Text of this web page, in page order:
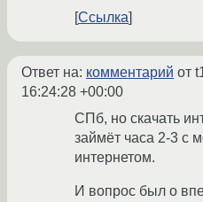
Ссылка
Ответ на: комментарий от
16:24:28 +00:00
СПб, но скачать
займёт часа 2-3 с
интернетом.
И вопрос был о